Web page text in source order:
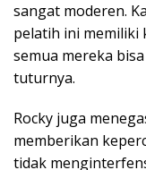
sangat moderen.
pelatih ini memiliki
semua mereka
tuturnya.
Rocky juga
memberikan
tidak